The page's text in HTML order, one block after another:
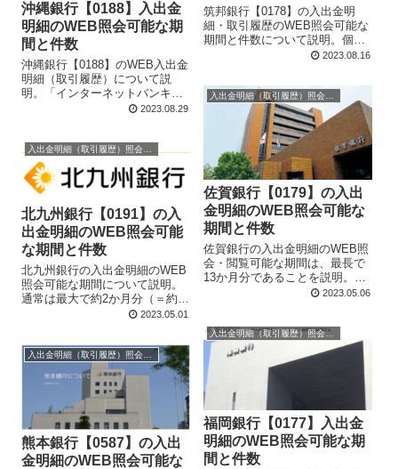
沖縄銀行【0188】入出金
明細のWEB照会可能な期
間と件数
沖縄銀行【0188】のWEB入出金
明細（取引履歴）について説
明。「インターネットバンキン
グ」なら、最大で2か月前まで照
か月までまで照会可能。
2023.08.29
筑邦銀行【0178】の入出金明
細・取引履歴のWEB照会可能な
期間と件数について説明。個人
向けインターネットバンキング
照会できる。ただし、ちくぎん
アプリの場合はアプリ連携日以
降の照会となる。
2023.08.16
入出金明細（取引履歴）照会・閲覧
佐賀銀行【0179】の入出
金明細のWEB照会可能な
期間と件数
佐賀銀行の入出金明細のWEB照
会・閲覧可能な期間は、最長で
13か月分であることを説明。こ
れは、「さぎんインターネット
ットプラス）」でも同じであ
る。
2023.05.06
入出金明細（取引履歴）照会・閲覧
北九州銀行【0191】の入
出金明細のWEB照会可能
な期間と件数
北九州銀行の入出金明細のWEB
照会可能な期間について説明。
通常は最大で約2か月分（＝約
60日分）までの照会が可能だ
替えると、その後10年間の照会
が可能になる。
2023.05.01
入出金明細（取引履歴）照会・閲覧
福岡銀行【0177】入出金
明細のWEB照会可能な期
間と件数
入出金明細（取引履歴）照会・閲覧
熊本銀行【0587】の入出
金明細のWEB照会可能な